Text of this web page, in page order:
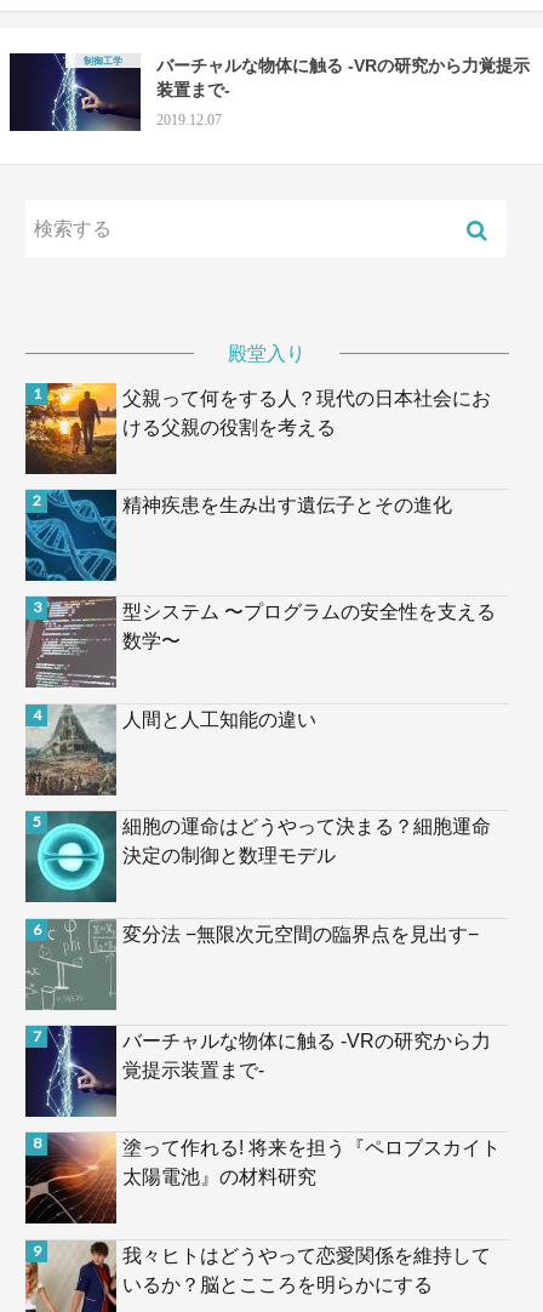
制御工学
バーチャルな物体に触る -VRの研究から力覚提示
装置まで-
2019.12.07
殿堂入り
父親って何をする人？現代の日本社会にお
ける父親の役割を考える
精神疾患を生み出す遺伝子とその進化
型システム 〜プログラムの安全性を支える
数学〜
人間と人工知能の違い
細胞の運命はどうやって決まる？細胞運命
決定の制御と数理モデル
変分法 −無限次元空間の臨界点を見出す−
バーチャルな物体に触る -VRの研究から力
覚提示装置まで-
塗って作れる! 将来を担う『ペロブスカイト
太陽電池』の材料研究
我々ヒトはどうやって恋愛関係を維持して
いるか？脳とこころを明らかにする